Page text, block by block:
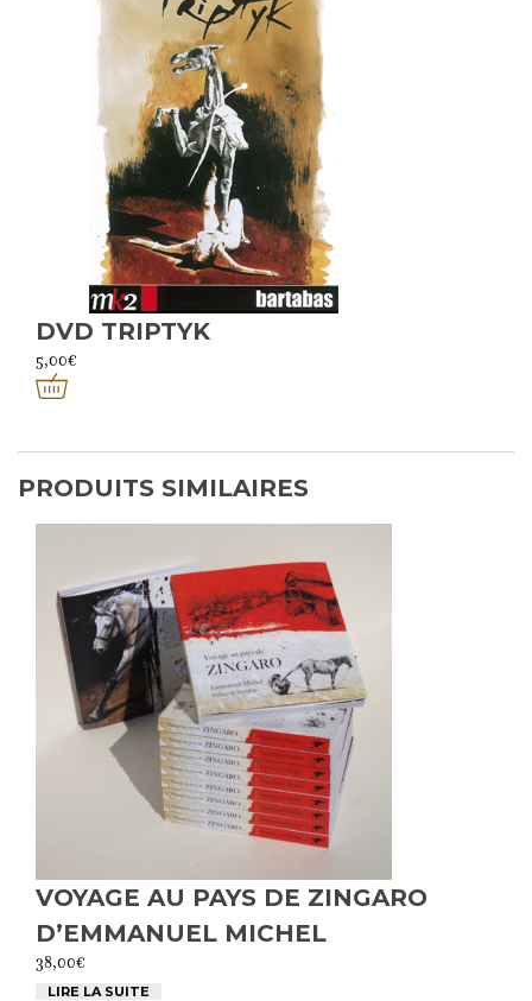
DVD TRIPTYK
5,00€
PRODUITS SIMILAIRES
VOYAGE AU PAYS DE ZINGARO
D’EMMANUEL MICHEL
38,00€
LIRE LA SUITE